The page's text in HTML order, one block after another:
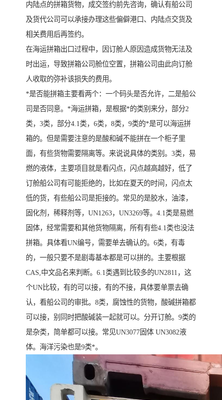
内陆点的拼箱货物，成交签约前先咨询，确认有船公司
及货代公司可以承接办理这些偏僻港口、内陆点交货及
相关费用后再签约。
在海运拼箱出口过程中，因订舱人原因造成货物无法及
时出运，导致拼箱公司舱位空置，拼箱公司由此向订舱
人收取的弥补该损失的费用。
*是否能拼箱主要看两个：一个码头是否允许，二是船公
司是否同意。*海运拼箱，是根据*的类别来分，部分2
类，3类，部分4.1类，6类，8类，9类的*是可以海运拼
箱的。但是需要注意的是酸和碱不能拼在一个柜子里
面，有些货物需要隔离等。来说说具体的类别。3类，易
燃的液体，主要项目就是看闪点，闪点越高越好，低了
订舱船公司有可能拒绝的，比如在夏天的时间，闪点太
低的货，有些船公司是拒接的。常见的是胶水，油漆，
固化剂，稀释剂等，UN1263，UN3269等。4.1类是易燃
固体，经常需要和其他货物隔离，所有有些4.1类也没法
拼箱。具体看UN编号，需要单去确认的。6类，有毒
的，一般只要不是剧毒基本都是可以拼的。主要根据
CAS,中文品名来判断。6.1类遇到比较多的UN2811，这
个UN比较，有的可以接，有的不接，具体要单票去确
认，看船公司的审批。8类，腐蚀性的货物，酸碱拼箱都
可以接，别同时把酸碱装一起就可以。分开订舱。9类的
是杂类，简单都可以接。常见UN3077固体 UN3082液
体。海洋污染也是9类*。